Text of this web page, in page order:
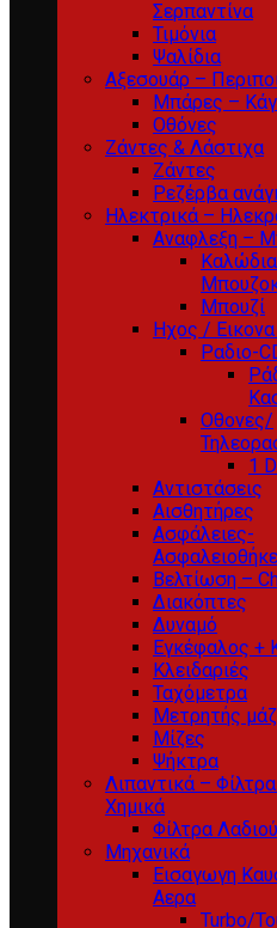
Σερπαντίνα
Τιμόνια
Ψαλίδια
Αξεσουάρ –
Μπάρες –
Οθόνες
Ζάντες & Λάστιχα
Ζάντες
Ρεζέρβα
Ηλεκτρικά –
Αναφλεξη –
Μπουζί
Ηχος /
Ραδιο-
Οθονες/
1
Αντιστάσεις
Αισθητήρες
Ασφάλειες-
Βελτίωση –
Διακόπτες
Δυναμό
Εγκέφαλος +
Κλειδαριές
Ταχόμετρα
Μετρητής
Μίζες
Ψήκτρα
Λιπαντικά –
Χημικά
Φίλτρα Λαδιού
Μηχανικά
Εισαγωγη
Αερα
Turbo/